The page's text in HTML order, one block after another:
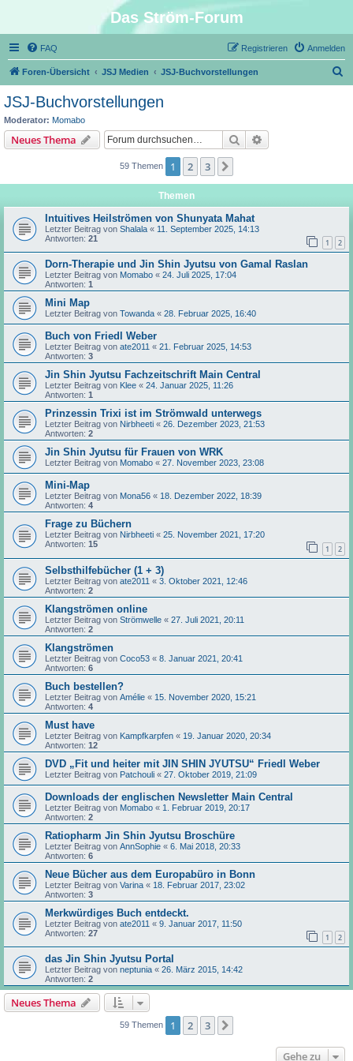
Das Ström-Forum
FAQ Anmelden
Registrieren
Foren-Übersicht JSJ Medien JSJ-Buchvorstellungen
JSJ-Buchvorstellungen
Moderator: Momabo
Neues Thema Suche
59 Themen 1 2 3
Themen
Intuitives Heilströmen von Shunyata Mahat
Letzter Beitrag von Shalala « 11. September 2025, 14:13
Antworten: 21 1 2
Dorn-Therapie und Jin Shin Jyutsu von Gamal Raslan
Letzter Beitrag von Momabo « 24. Juli 2025, 17:04
Antworten: 1
Mini Map
Letzter Beitrag von Towanda « 28. Februar 2025, 16:40
Buch von Friedl Weber
Letzter Beitrag von ate2011 « 21. Februar 2025, 14:53
Antworten: 3
Jin Shin Jyutsu Fachzeitschrift Main Central
Letzter Beitrag von Klee « 24. Januar 2025, 11:26
Antworten: 1
Prinzessin Trixi ist im Strömwald unterwegs
Letzter Beitrag von Nirbheeti « 26. Dezember 2023, 21:53
Antworten: 2
Jin Shin Jyutsu für Frauen von WRK
Letzter Beitrag von Momabo « 27. November 2023, 23:08
Mini-Map
Letzter Beitrag von Mona56 « 18. Dezember 2022, 18:39
Antworten: 4
Frage zu Büchern
Letzter Beitrag von Nirbheeti « 25. November 2021, 17:20
Antworten: 15 1 2
Selbsthilfebücher (1 + 3)
Letzter Beitrag von ate2011 « 3. Oktober 2021, 12:46
Antworten: 2
Klangströmen online
Letzter Beitrag von Strömwelle « 27. Juli 2021, 20:11
Antworten: 2
Klangströmen
Letzter Beitrag von Coco53 « 8. Januar 2021, 20:41
Antworten: 6
Buch bestellen?
Letzter Beitrag von Amélie « 15. November 2020, 15:21
Antworten: 4
Must have
Letzter Beitrag von Kampfkarpfen « 19. Januar 2020, 20:34
Antworten: 12
DVD „Fit und heiter mit JIN SHIN JYUTSU“ Friedl Weber
Letzter Beitrag von Patchouli « 27. Oktober 2019, 21:09
Downloads der englischen Newsletter Main Central
Letzter Beitrag von Momabo « 1. Februar 2019, 20:17
Antworten: 2
Ratiopharm Jin Shin Jyutsu Broschüre
Letzter Beitrag von AnnSophie « 6. Mai 2018, 20:33
Antworten: 6
Neue Bücher aus dem Europabüro in Bonn
Letzter Beitrag von Varina « 18. Februar 2017, 23:02
Antworten: 3
Merkwürdiges Buch entdeckt.
Letzter Beitrag von ate2011 « 9. Januar 2017, 11:50
Antworten: 27 1 2
das Jin Shin Jyutsu Portal
Letzter Beitrag von neptunia « 26. März 2015, 14:42
Antworten: 2
Neues Thema
59 Themen 1 2 3
Gehe zu